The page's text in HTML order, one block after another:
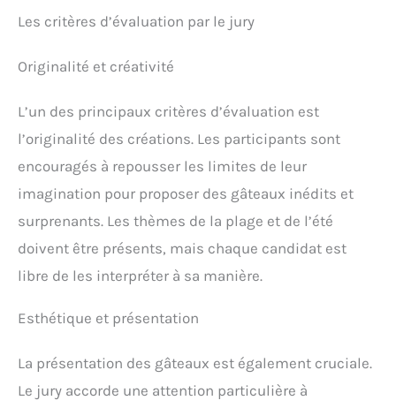
Les critères d’évaluation par le jury
Originalité et créativité
L’un des principaux critères d’évaluation est
l’originalité des créations. Les participants sont
encouragés à repousser les limites de leur
imagination pour proposer des gâteaux inédits et
surprenants. Les thèmes de la plage et de l’été
doivent être présents, mais chaque candidat est
libre de les interpréter à sa manière.
Esthétique et présentation
La présentation des gâteaux est également cruciale.
Le jury accorde une attention particulière à